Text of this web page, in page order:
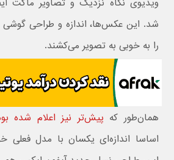
شد. این عکس‌ها، اندازه و طراحی
را به خوبی به تصویر می‌کشند.
همان‌طور که پیش‌تر نیز اعلام شده
اساسا اندازه‌ای یکسان با مدل فعلی